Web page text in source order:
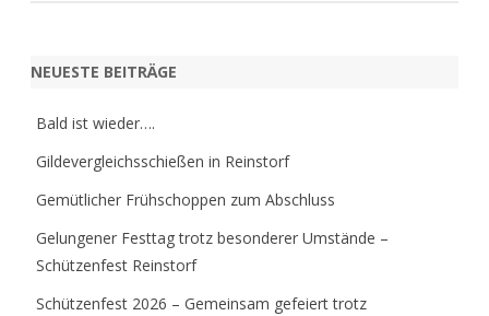
NEUESTE BEITRÄGE
Bald ist wieder….
Gildevergleichsschießen in Reinstorf
Gemütlicher Frühschoppen zum Abschluss
Gelungener Festtag trotz besonderer Umstände –
Schützenfest Reinstorf
Schützenfest 2026 – Gemeinsam gefeiert trotz